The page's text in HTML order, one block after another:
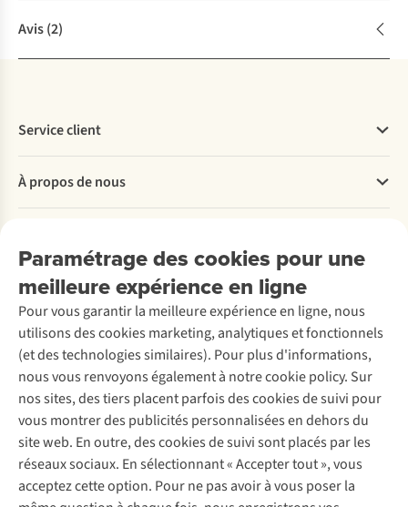
Avis(2)
Paramétrage des cookies pour une
meilleure expérience en ligne
Pour vous garantir la meilleure expérience en ligne, nous
utilisons des cookies marketing, analytiques et fonctionnels
(et des technologies similaires). Pour plus d'informations,
nous vous renvoyons également à notre cookie policy. Sur
nos sites, des tiers placent parfois des cookies de suivi pour
vous montrer des publicités personnalisées en dehors du
site web. En outre, des cookies de suivi sont placés par les
réseaux sociaux. En sélectionnant « Accepter tout », vous
acceptez cette option. Pour ne pas avoir à vous poser la
Service client
Commander
Payer
Retourner
Rétractation d'une commande
Entretien & réparations
Garantie
Contactez-nous
À propos de nous
Entreprise responsable
À propos d’Ayacucho
Nos magasins
À propos d’A.S.Adventure
Déclaration d'accessibilité
Location / Location sports d’hiver
Seconde-main
Entretien de ski
Service de lavage
Entretien de chaussures
Réparation de chaussures
Réparation de vêtements
Retouches
Pour les entreprises
Découvrez
A.S.Magazine
Explore Camp
Expertise & conseils
Abonnez-vous à la newsletter
Suivez-nous